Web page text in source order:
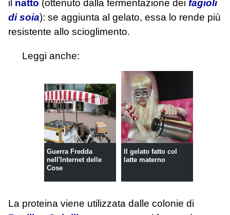
il natto (ottenuto dalla fermentazione dei fagioli
di soia): se aggiunta al gelato, essa lo rende più
resistente allo scioglimento.
Leggi anche:
Guerra Fredda
nell'Internet delle
Cose
Il gelato fatto col
latte materno
La proteina viene utilizzata dalle colonie di